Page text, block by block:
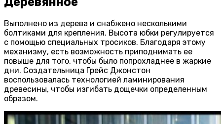
Выполнено из дерева и снабжено несколькими
болтиками для крепления. Высота юбки регулируется
с помощью специальных тросиков. Благодаря этому
механизму, есть возможность приподнимать ее
повыше для того, чтобы было попрохладнее в жаркие
дни. Создательница Грейс Джонстон
воспользовалась технологией ламинирования
древесины, чтобы изгибать дощечки определенным
образом.